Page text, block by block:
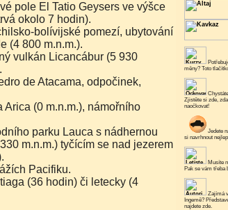
pole El Tatio Geysers ve výšce
okolo 7 hodin).
bolívijské pomezí, ubytování
(4 800 m.n.m.).
vulkán Licancábur (5 930
de Atacama, odpočinek,
(0 m.n.m.), námořního
parku Lauca s nádhernou
m.n.m.) tyčícím se nad jezerem
Pacifiku.
(36 hodin) či letecky (4
měny? Toto
Zjistěte si zde,
naočkovat!
Jedete
si navrhnout
Musíte
Pak se vám třeba
Zajímá
Ingemě?
najdete zde.